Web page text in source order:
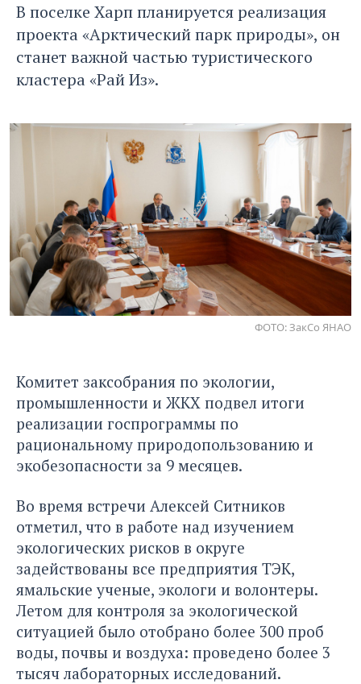
В поселке Харп планируется реализация
проекта «Арктический парк природы», он
станет важной частью туристического
кластера «Рай Из».
ФОТО: ЗакСо ЯНАО
Комитет заксобрания по экологии,
промышленности и ЖКХ подвел итоги
реализации госпрограммы по
рациональному природопользованию и
экобезопасности за 9 месяцев.
Во время встречи Алексей Ситников
отметил, что в работе над изучением
экологических рисков в округе
задействованы все предприятия ТЭК,
ямальские ученые, экологи и волонтеры.
Летом для контроля за экологической
ситуацией было отобрано более 300 проб
воды, почвы и воздуха: проведено более 3
тысяч лабораторных исследований.